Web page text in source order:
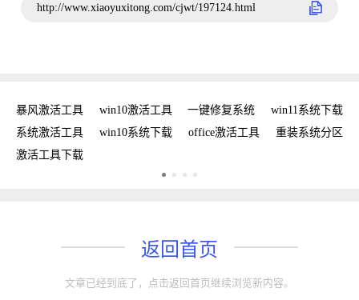
http://www.xiaoyuxitong.com/cjwt/197124.html
暴风激活工具 win10激活工具 一键修复系统
win11系统下载
系统激活工具
win10系统下载 office激活工具
重装系统分区
激活工具下载
返回首页
文章已经到底了，点击返回首页继续浏览新内容。